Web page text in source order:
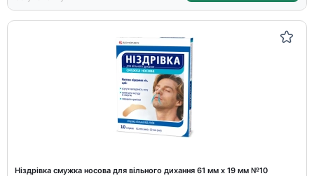
Ніздрівка смужка носова для вільного дихання 61 мм х 19 мм №10